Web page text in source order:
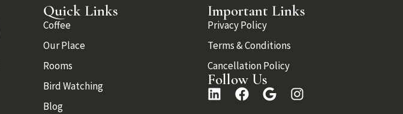
Quick Links
Coffee
Our Place
Rooms
Bird Watching
Blog
Important Links
Privacy Policy
Terms & Conditions
Cancellation Policy
Follow Us